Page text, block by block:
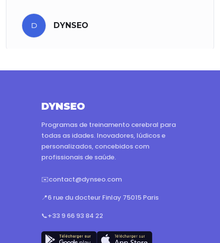
D DYNSEO
DYNSEO
Programas de treinamento cerebral para
todas as idades. Inovadores, lúdicos e
personalizados, concebidos com
profissionais de saúde.
✉️contact@dynseo.com
📍6 rue du docteur Finlay 75015 Paris
📞+33 9 66 93 84 22